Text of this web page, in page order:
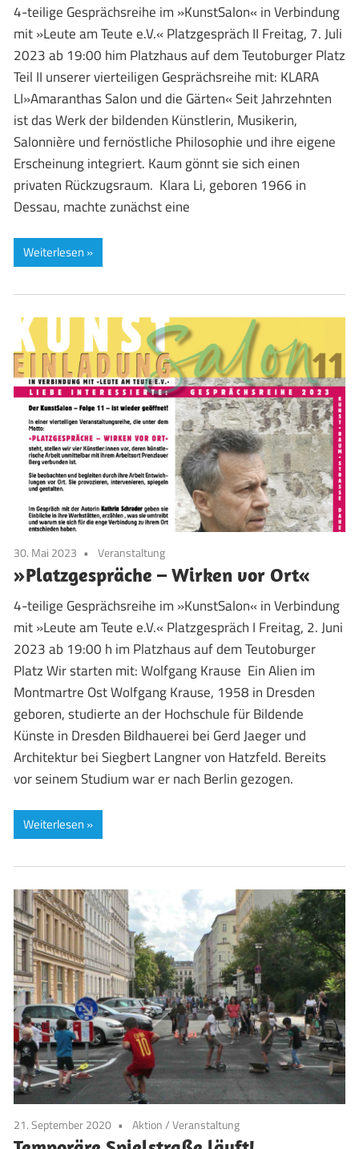
4-teilige Gesprächsreihe im »KunstSalon« in Verbindung
mit »Leute am Teute e.V.« Platzgespräch II Freitag, 7. Juli
2023 ab 19:00 him Platzhaus auf dem Teutoburger Platz
Teil II unserer vierteiligen Gesprächsreihe mit: KLARA
LI»Amaranthas Salon und die Gärten« Seit Jahrzehnten
ist das Werk der bildenden Künstlerin, Musikerin,
Salonnière und fernöstliche Philosophie und ihre eigene
Erscheinung integriert. Kaum gönnt sie sich einen
privaten Rückzugsraum. Klara Li, geboren 1966 in
Dessau, machte zunächst eine
Weiterlesen
30. Mai 2023 Veranstaltung
»Platzgespräche – Wirken vor Ort«
4-teilige Gesprächsreihe im »KunstSalon« in Verbindung
mit »Leute am Teute e.V.« Platzgespräch I Freitag, 2. Juni
2023 ab 19:00 h im Platzhaus auf dem Teutoburger
Platz Wir starten mit: Wolfgang Krause Ein Alien im
Montmartre Ost Wolfgang Krause, 1958 in Dresden
geboren, studierte an der Hochschule für Bildende
Künste in Dresden Bildhauerei bei Gerd Jaeger und
Architektur bei Siegbert Langner von Hatzfeld. Bereits
vor seinem Studium war er nach Berlin gezogen.
Weiterlesen
21. September 2020 Aktion/Veranstaltung